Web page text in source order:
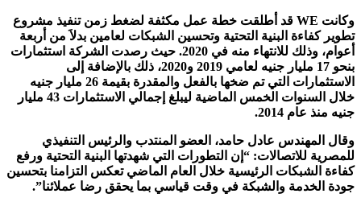
وكانت WE قد أطلقت خطة عمل مكثفة لضغط زمن تنفيذ مشروع
تطوير كفاءة البنية التحتية وتحسين الشبكات لعامين بدلاَ من أربعة
أعوام، وذلك للانتهاء منه في 2020. حيث رصدت الشركة استثمارات
بنحو 17 مليار جنيه لعامي 2019 و2020، ذلك بالإضافة إلى
الاستثمارات التي تم ضخها بالفعل والمقدرة بقيمة 26 مليار جنيه
خلال السنوات الخمس الماضية ليبلغ إجمالي الاستثمارات 43 مليار
جنيه منذ عام 2014.
وقال المهندس عادل حامد، العضو المنتدب والرئيس التنفيذي
للمصرية للاتصالات: “إن التطورات التي شهدتها البنية التحتية ورفع
كفاءة الشبكات الرئيسية خلال العام الماضي تعكس التزامنا بتحسين
جودة الخدمة والشبكة في وقت قياسي بما يحقق رضا عملائنا”.